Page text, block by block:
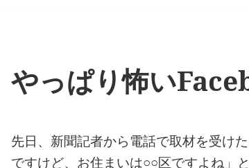
やっぱり怖い
先日、新聞記者から電話で取材を受け
ですけど、お住まいは○○区ですよね」